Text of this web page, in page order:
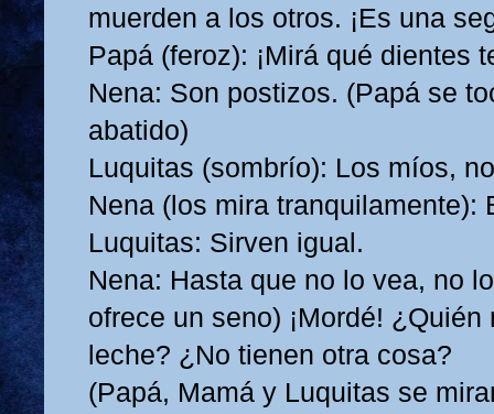
muerden a los otros. ¡Es una
Papá (feroz): ¡Mirá qué dientes
Nena: Son postizos. (Papá se
abatido)
Luquitas (sombrío): Los míos,
Nena (los mira
Luquitas: Sirven igual.
Nena: Hasta que no lo vea, no
ofrece un seno) ¡Mordé!
leche? ¿No tienen otra cosa?
(Papá, Mamá y Luquitas se